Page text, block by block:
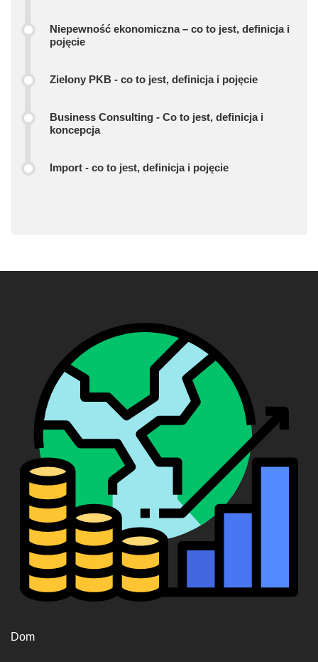
Niepewność ekonomiczna – co to jest, definicja i
pojęcie
Zielony PKB - co to jest, definicja i pojęcie
Business Consulting - Co to jest, definicja i
koncepcja
Import - co to jest, definicja i pojęcie
Dom